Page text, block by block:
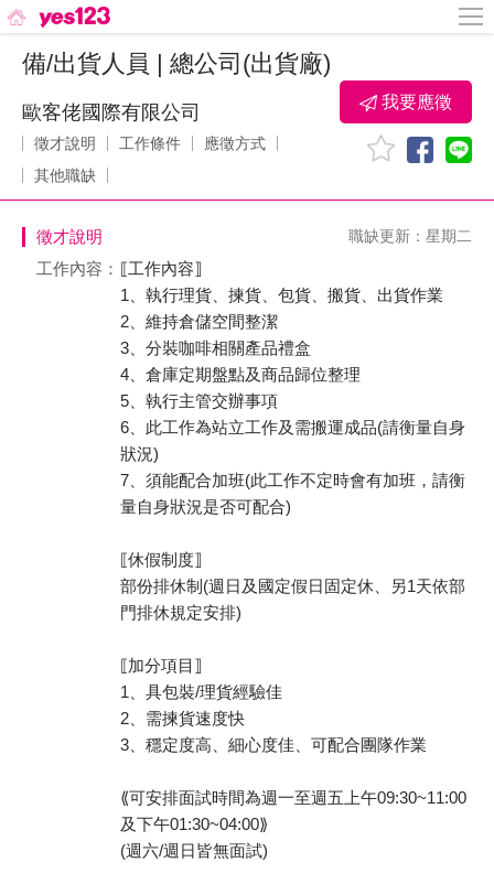
備/出貨人員 | 總公司(出貨廠)
歐客佬國際有限公司
徵才說明 工作條件
應徵方式
其他職缺
我要應徵
徵才說明 職缺更新：星期二
工作內容： ⟦工作內容⟧
1、執行理貨、揀貨、包貨、搬貨、出貨作業
2、維持倉儲空間整潔
3、分裝咖啡相關產品禮盒
4、倉庫定期盤點及商品歸位整理
5、執行主管交辦事項
6、此工作為站立工作及需搬運成品(請衡量自身
狀況)
7、須能配合加班(此工作不定時會有加班，請衡
量自身狀況是否可配合)
⟦休假制度⟧
部份排休制(週日及國定假日固定休、另1天依部
門排休規定安排)
⟦加分項目⟧
1、具包裝/理貨經驗佳
2、需揀貨速度快
3、穩定度高、細心度佳、可配合團隊作業
⟪可安排面試時間為週一至週五上午09:30~11:00
及下午01:30~04:00⟫
(週六/週日皆無面試)